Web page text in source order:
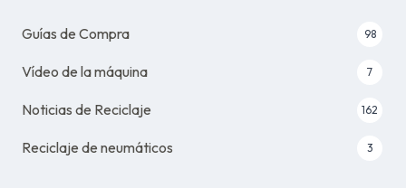
Guías de Compra 98
Vídeo de la máquina 7
Noticias de Reciclaje 162
Reciclaje de neumáticos 3